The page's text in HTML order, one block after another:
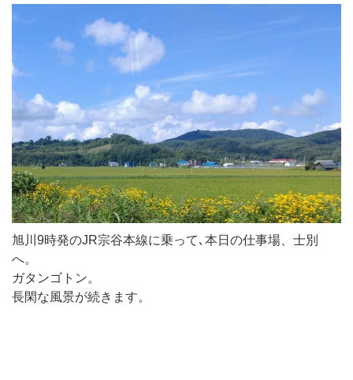
旭川9時発のJR宗谷本線に乗って､本日の仕事場、士別
へ。
ガタンゴトン。
長閑な風景が続きます。